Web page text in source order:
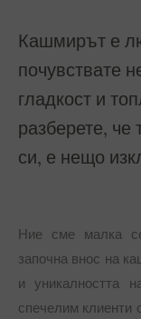
Кашмирът е
почувствате
гладкост и
разберете, че
си, е нещо
Ние сме малка
започна внос на
и уникалността
спечелим клиенти